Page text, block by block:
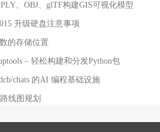
、OBJ、glTF构建GIS可视化模型
升级硬盘注意事项
的存储位置
– 轻松构建和分发Python包
chats 的AI 编程基础设施
线图规划